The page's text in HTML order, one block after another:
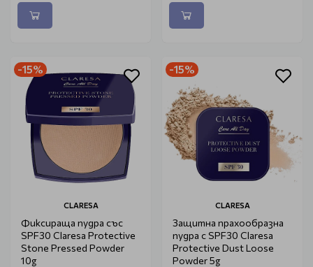
-15%
CLARESA
Фиксираща пудра със
SPF30 Claresa Protective
Stone Pressed Powder
10g
-15%
CLARESA
Защитна прахообразна
пудра с SPF30 Claresa
Protective Dust Loose
Powder 5g